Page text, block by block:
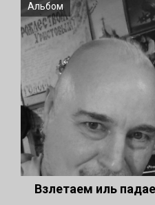
Альбом
Взлетаем иль